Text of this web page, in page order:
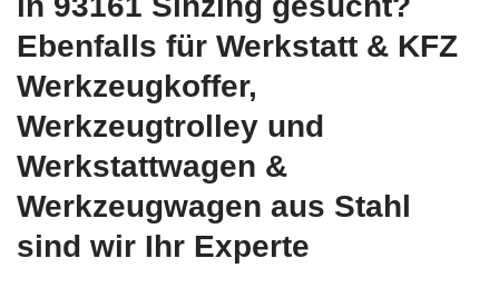
Ebenfalls für Werkstatt & KFZ
Werkzeugkoffer,
Werkzeugtrolley und
Werkstattwagen &
Werkzeugwagen aus Stahl
sind wir Ihr Experte